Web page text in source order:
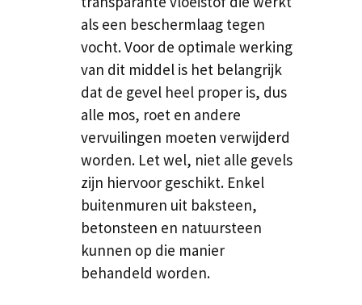
als een beschermlaag tegen
vocht. Voor de optimale werking
van dit middel is het belangrijk
dat de gevel heel proper is, dus
alle mos, roet en andere
vervuilingen moeten verwijderd
worden. Let wel, niet alle gevels
zijn hiervoor geschikt. Enkel
buitenmuren uit baksteen,
betonsteen en natuursteen
kunnen op die manier
behandeld worden.